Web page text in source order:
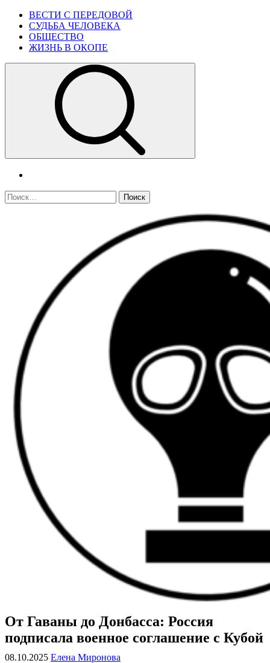
Skip
content
Primary
Menu
ВЕСТИ С ПЕРЕДОВОЙ
СУДЬБА ЧЕЛОВЕКА
ОБЩЕСТВО
ЖИЗНЬ В ОКОПЕ
Найти:
ВОЕННЫЕ СТРАНИЦЫ
СТАТЬИ ВОЕННОЙ ТЕМАТИКИ
От Гаваны до Донбасса: Россия
подписала военное соглашение с Кубой
08.10.2025 Елена Миронова